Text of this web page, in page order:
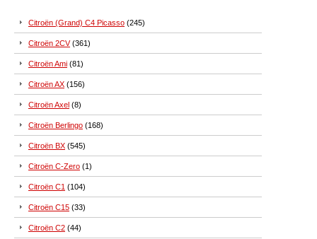
Citroën (Grand) C4 Picasso (245)
Citroën 2CV(361)
Citroën Ami (81)
Citroën AX (156)
Citroën Axel (8)
Citroën Berlingo (168)
Citroën BX (545)
Citroën C-Zero (1)
Citroën C1 (104)
Citroën C15 (33)
Citroën C2 (44)